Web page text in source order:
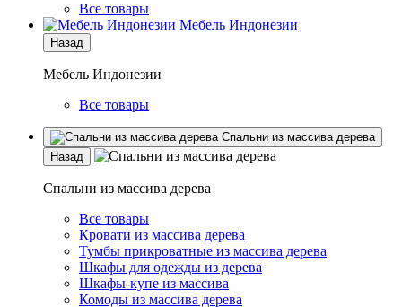
Все товары
Мебель Индонезии
Назад
Мебель Индонезии
Все товары
Спальни из массива дерева
Назад
Спальни из массива дерева
Все товары
Кровати из массива дерева
Тумбы прикроватные из массива дерева
Шкафы для одежды из дерева
Шкафы-купе из массива
Комоды из массива дерева